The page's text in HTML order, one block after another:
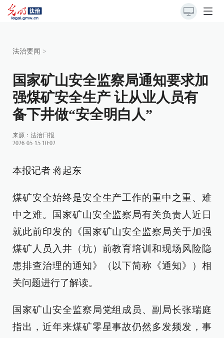
法治要闻 >
国家矿山安全监察局通知要求加
强煤矿安全生产 让从业人员有
备下井做“安全明白人”
来源： 法治日报
2026-05-15 10:02
本报记者 蒋起东
煤矿安全始终是安全生产工作的重中之重、难
中之难。国家矿山安全监察局有关负责人近日
就此前印发的《国家矿山安全监察局关于加强
煤矿人员入井（坑）前教育培训和现场风险隐
患排查治理的通知》（以下简称《通知》）相
关问题进行了解读。
国家矿山安全监察局党组成员、副局长张瑞庭
指出，近年来煤矿零星事故仍然多发频发，事